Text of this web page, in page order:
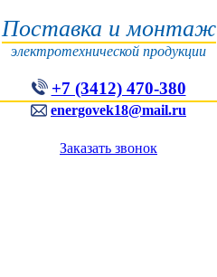
Поставка и монтаж
электротехнической продукции
+7 (3412) 470-380
energovek18@mail.ru
Заказать звонок